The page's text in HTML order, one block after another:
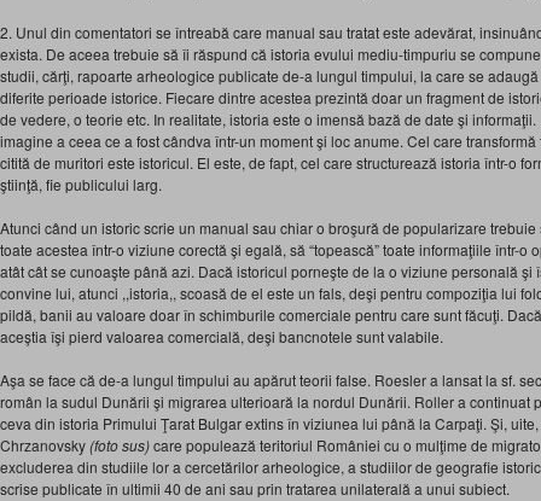
2. Unul din comentatori se întreabă care manual sau tratat este adevărat,
exista. De aceea trebuie să îi răspund că istoria evului mediu-timpuriu se
studii, cărţi, rapoarte arheologice publicate de-a lungul timpului, la care se
diferite perioade istorice. Fiecare dintre acestea prezintă doar un fragment de
de vedere, o teorie etc. In realitate, istoria este o imensă bază de date şi
imagine a ceea ce a fost cândva într-un moment şi loc anume. Cel care
citită de muritori este istoricul. El este, de fapt, cel care structurează istoria într-o
ştiinţă, fie publicului larg.
Atunci când un istoric scrie un manual sau chiar o broşură de popularizare
toate acestea într-o viziune corectă şi egală, să “topească” toate informaţiile într-o
atât cât se cunoaşte până azi. Dacă istoricul porneşte de la o viziune personală şi
convine lui, atunci ,,istoria,, scoasă de el este un fals, deşi pentru compoziţia lui
pildă, banii au valoare doar în schimburile comerciale pentru care sunt făcuţi.
aceştia îşi pierd valoarea comercială, deşi bancnotele sunt valabile.
Aşa se face că de-a lungul timpului au apărut teorii false. Roesler a lansat la sf.
român la sudul Dunării şi migrarea ulterioară la nordul Dunării. Roller a continuat
ceva din istoria Primului Ţarat Bulgar extins în viziunea lui până la Carpaţi. Şi,
Chrzanovsky(foto sus)care populează teritoriul României cu o mulţime de
excluderea din studiile lor a cercetărilor arheologice, a studiilor de geografie
scrise publicate în ultimii 40 de ani sau prin tratarea unilaterală a unui subiect.